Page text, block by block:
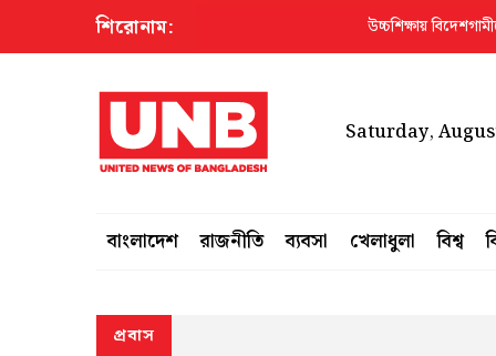
শিরোনাম: উচ্চশিক্ষায় বিদেশগামীদের
Saturday,
বাংলাদেশ রাজনীতি ব্যবসা খেলাধুলা বিশ্ব
প্রবাস